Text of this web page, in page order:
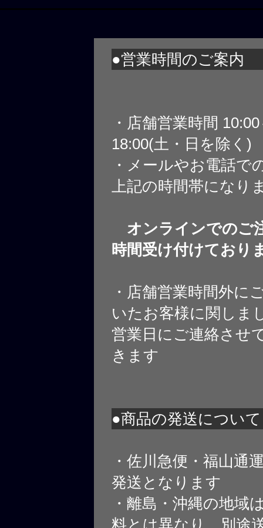
●営業時間のご案内
・店舗営業時間
18:00(土・日を除く)
・メールやお電話で
上記の時間帯になり
オンラインでのご
時間受け付けており
・店舗営業時間外に
いたお客様に関しま
営業日にご連絡させ
きます
●商品の発送について
・佐川急便・福山通
発送となります
・離島・沖縄の地域